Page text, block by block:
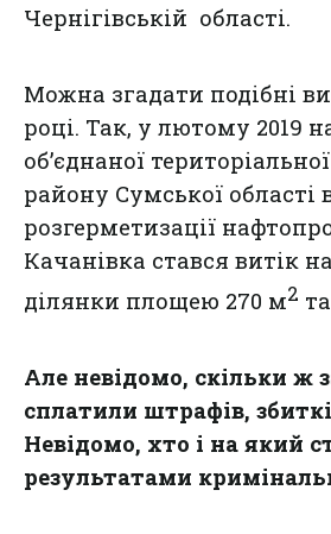
Чернігівській області.
Можна згадати подібні
році. Так, у лютому 2019
об’єднаної
району Сумської області
розгерметизації
Качанівка стався витік
ділянки площею 270 м2
Але невідомо, скільки ж
сплатили штрафів,
Невідомо, хто і на який
результатами